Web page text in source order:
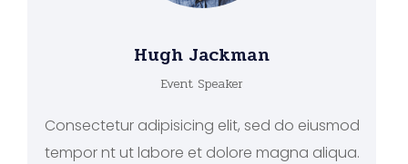
Hugh Jackman
Event Speaker
Consectetur adipisicing elit, sed do eiusmod
tempor nt ut labore et dolore magna aliqua.